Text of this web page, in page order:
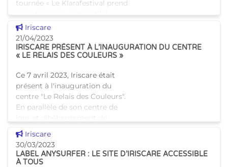
tournée « Le Klarafestival prend
soin de vous ». L'objectif ?
Mettre la musique classiq
Voir cette news
Iriscare
21/04/2023
IRISCARE PRÉSENT À L’INAUGURATION DU CENTRE
« LE RELAIS DES COULEURS »
Ce 7 avril 2023, Iriscare était
présent à l'inauguration du
centre "Le Relais des Couleurs".
En parallèle de son centre de
court séjour pour adultes
sourds et malent
Voir cette news
Iriscare
30/03/2023
LABEL ANYSURFER : LE SITE D’IRISCARE ACCESSIBLE
À TOUS